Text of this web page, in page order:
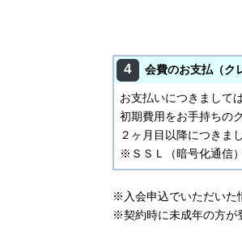
4 会費のお支払（ク
お支払いにつきまして
初期費用をお手持ちの
２ヶ月目以降につきま
※ＳＳＬ（暗号化通信
※入会申込でいただいた
※契約時に未成年の方が